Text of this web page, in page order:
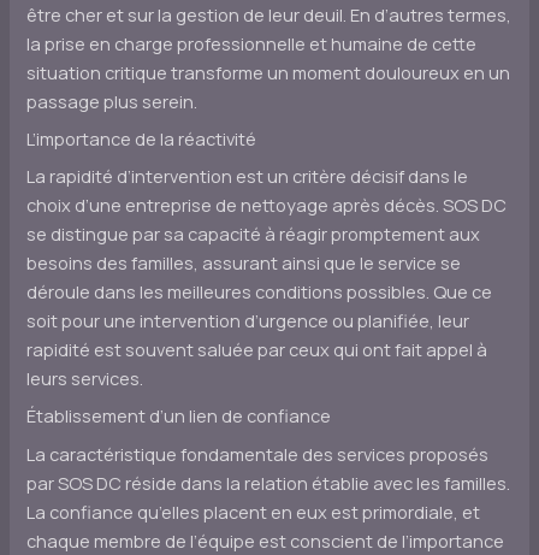
être cher et sur la gestion de leur deuil. En d’autres termes,
la prise en charge professionnelle et humaine de cette
situation critique transforme un moment douloureux en un
passage plus serein.
L’importance de la réactivité
La rapidité d’intervention est un critère décisif dans le
choix d’une entreprise de nettoyage après décès. SOS DC
se distingue par sa capacité à réagir promptement aux
besoins des familles, assurant ainsi que le service se
déroule dans les meilleures conditions possibles. Que ce
soit pour une intervention d’urgence ou planifiée, leur
rapidité est souvent saluée par ceux qui ont fait appel à
leurs services.
Établissement d’un lien de confiance
La caractéristique fondamentale des services proposés
par SOS DC réside dans la relation établie avec les familles.
La confiance qu’elles placent en eux est primordiale, et
chaque membre de l’équipe est conscient de l’importance